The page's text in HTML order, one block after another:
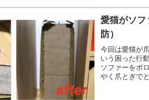
愛猫がソ
防）
今回は愛猫が
いう困った行
ソファーをボ
やく爪とぎで